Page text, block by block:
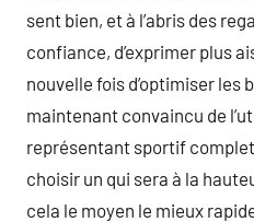
sent bien, et à l’abris des
confiance, d’exprimer plus
nouvelle fois d’optimiser les
maintenant convaincu de
représentant sportif
choisir un qui sera à la
cela le moyen le mieux